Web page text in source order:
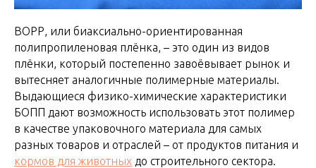
ВОРР, или биаксиально-ориентированная
полипропиленовая плёнка, – это один из видов
плёнки, который постепенно завоёвывает рынок и
вытесняет аналогичные полимерные материалы.
Выдающиеся физико-химические характеристики
БОПП дают возможность использовать этот полимер
в качестве упаковочного материала для самых
разных товаров и отраслей – от продуктов питания и
кормов для животных до строительного сектора.